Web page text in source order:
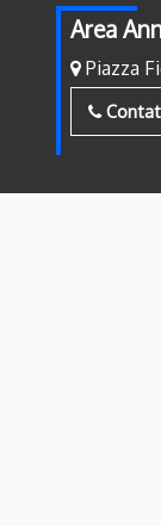
Area
Piazza